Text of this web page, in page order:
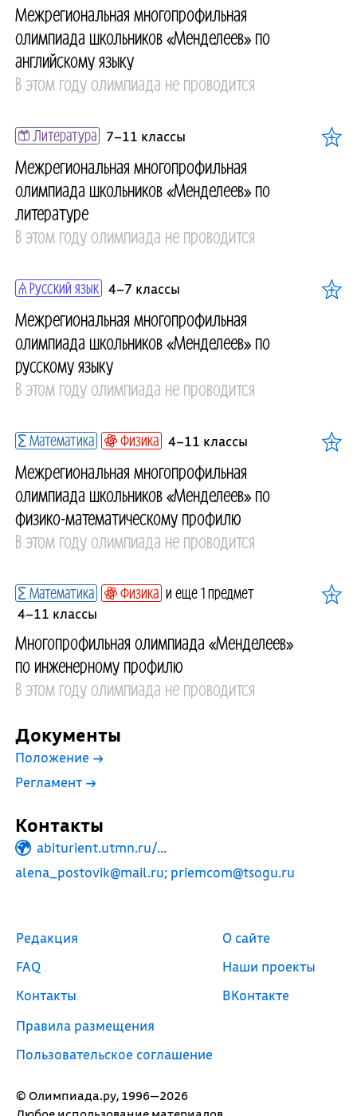
Межрегиональная многопрофильная
олимпиада школьников «Менделеев» по
английскому языку
В этом году олимпиада не проводится
Литература 7–11 классы
Межрегиональная многопрофильная
олимпиада школьников «Менделеев» по
литературе
В этом году олимпиада не проводится
Русский язык 4–7 классы
Межрегиональная многопрофильная
олимпиада школьников «Менделеев» по
русскому языку
В этом году олимпиада не проводится
Математика Физика 4–11 классы
Межрегиональная многопрофильная
олимпиада школьников «Менделеев» по
физико-математическому профилю
В этом году олимпиада не проводится
Математика Физика и еще 1 предмет
4–11 классы
Многопрофильная олимпиада «Менделеев»
по инженерному профилю
В этом году олимпиада не проводится
Документы
Положение →
Регламент →
Контакты
abiturient.utmn.ru/...
alena_postovik@mail.ru; priemcom@tsogu.ru
© Олимпиада.ру, 1996—2026
Редакция
FAQ
Контакты
Правила размещения
Пользовательское соглашение
О сайте
Наши проекты
ВКонтакте